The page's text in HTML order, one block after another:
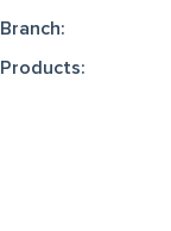
Branch:
Products: